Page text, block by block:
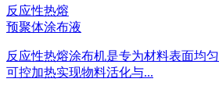
反应性热熔
预聚体涂布液
反应性热熔涂布机是专为材料表面均
可控加热实现物料活化与...